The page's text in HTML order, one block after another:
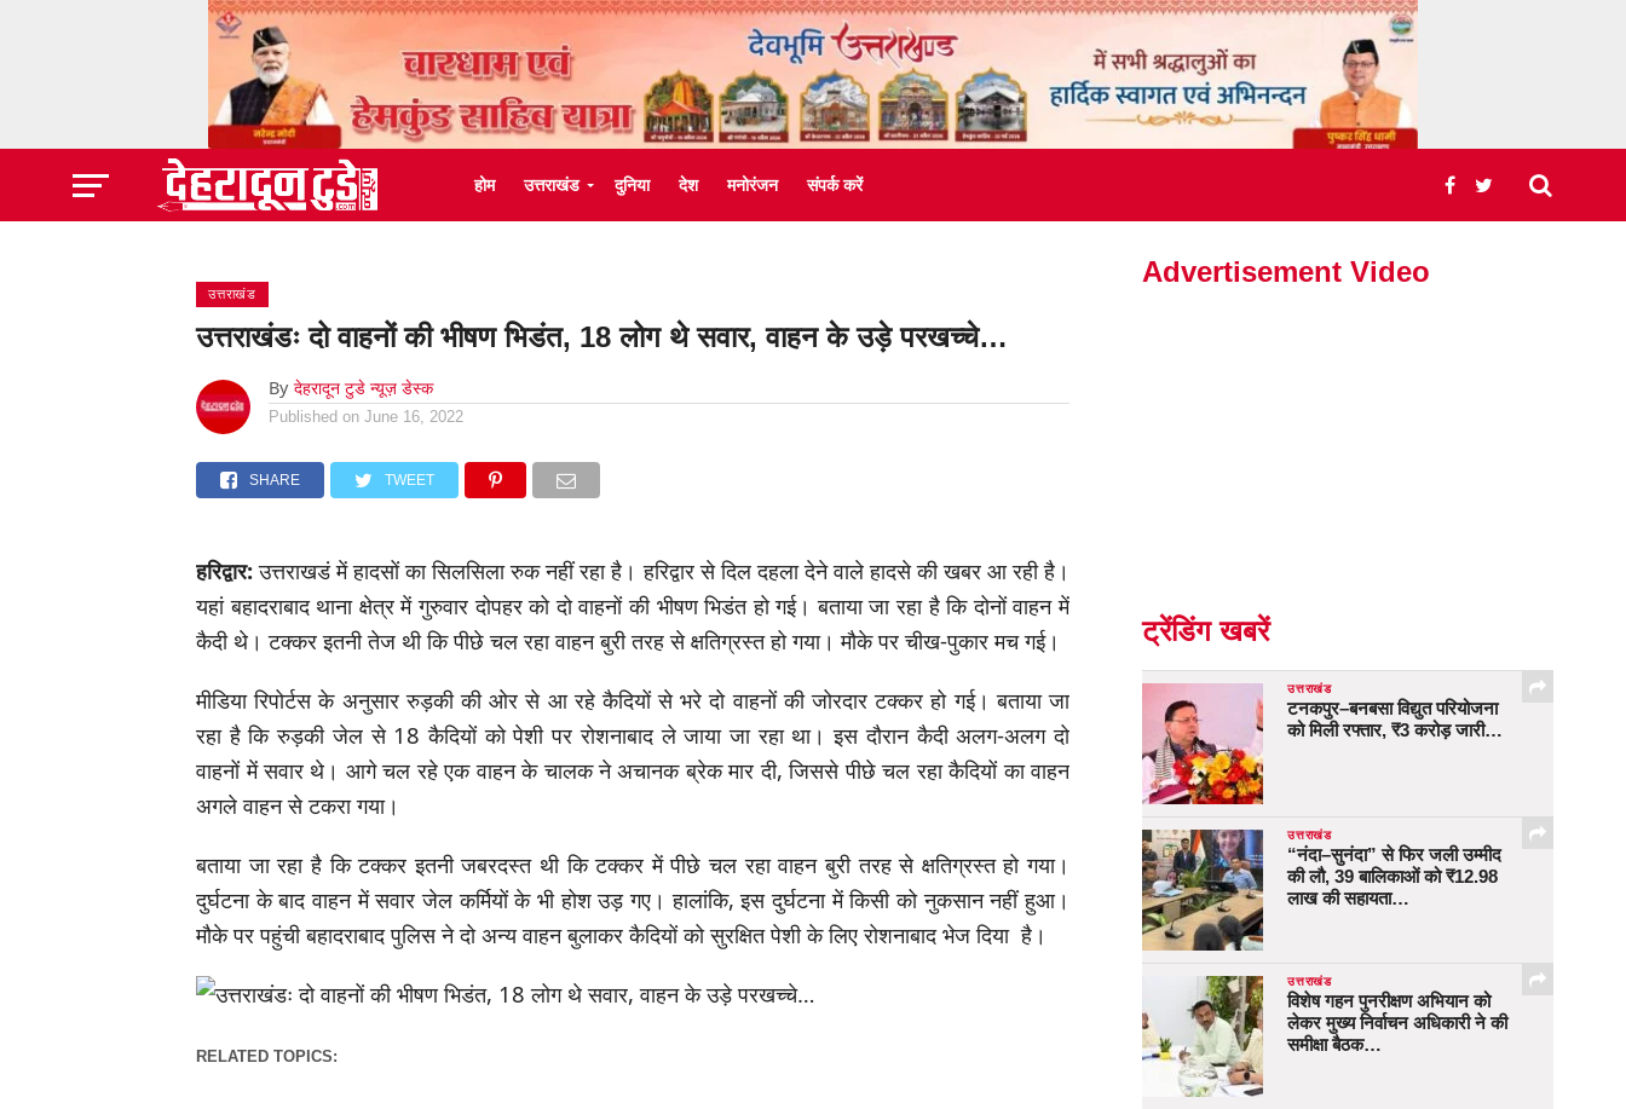
होम उत्तराखंड दुनिया देश मनोरंजन संपर्क करें
उत्तराखंड
उत्तराखंडः दो वाहनों की भीषण भिडंत, 18 लोग थे सवार, वाहन के उड़े परखच्चे…
By देहरादून टुडे न्यूज़ डेस्क
Published on June 16, 2022
SHARE TWEET
हरिद्वार:उत्तराखडं में हादसों का सिलसिला रुक नहीं रहा है। हरिद्वार से दिल दहला देने वाले हादसे की खबर आ रही है।
यहां बहादराबाद थाना क्षेत्र में गुरुवार दोपहर को दो वाहनों की भीषण भिडंत हो गई। बताया जा रहा है कि दोनों वाहन में
कैदी थे। टक्कर इतनी तेज थी कि पीछे चल रहा वाहन बुरी तरह से क्षतिग्रस्त हो गया। मौके पर चीख-पुकार मच गई।
मीडिया रिपोर्टस के अनुसार रुड़की की ओर से आ रहे कैदियों से भरे दो वाहनों की जोरदार टक्कर हो गई। बताया जा
रहा है कि रुड़की जेल से 18 कैदियों को पेशी पर रोशनाबाद ले जाया जा रहा था। इस दौरान कैदी अलग-अलग दो
वाहनों में सवार थे। आगे चल रहे एक वाहन के चालक ने अचानक ब्रेक मार दी, जिससे पीछे चल रहा कैदियों का वाहन
अगले वाहन से टकरा गया।
बताया जा रहा है कि टक्कर इतनी जबरदस्त थी कि टक्कर में पीछे चल रहा वाहन बुरी तरह से क्षतिग्रस्त हो गया।
दुर्घटना के बाद वाहन में सवार जेल कर्मियों के भी होश उड़ गए। हालांकि, इस दुर्घटना में किसी को नुकसान नहीं हुआ।
मौके पर पहुंची बहादराबाद पुलिस ने दो अन्य वाहन बुलाकर कैदियों को सुरक्षित पेशी के लिए रोशनाबाद भेज दिया है।
RELATED TOPICS:
Advertisement Video
ट्रेंडिंग खबरें
उत्तराखंड
टनकपुर–बनबसा विद्युत परियोजना
को मिली रफ्तार, ₹3 करोड़ जारी…
उत्तराखंड
“नंदा–सुनंदा” से फिर जली उम्मीद
की लौ, 39 बालिकाओं को ₹12.98
लाख की सहायता…
उत्तराखंड
विशेष गहन पुनरीक्षण अभियान को
लेकर मुख्य निर्वाचन अधिकारी ने की
समीक्षा बैठक…